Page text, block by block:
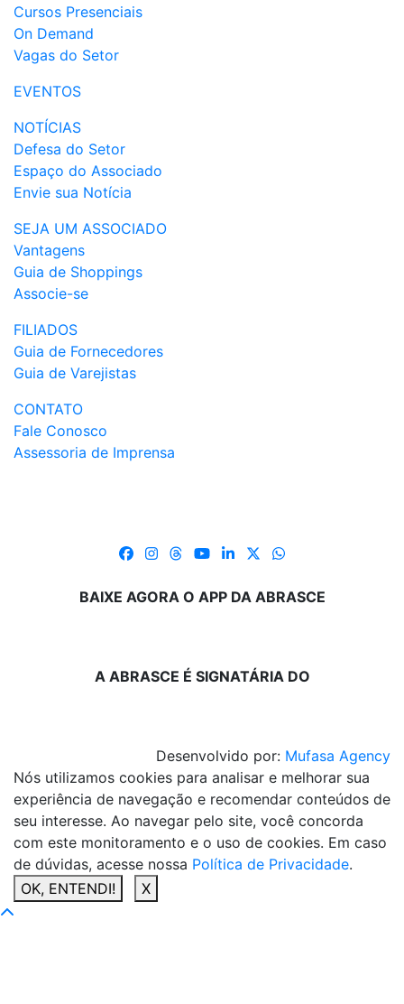
Cursos Presenciais
On Demand
Vagas do Setor
EVENTOS
NOTÍCIAS
Defesa do Setor
Espaço do Associado
Envie sua Notícia
SEJA UM ASSOCIADO
Vantagens
Guia de Shoppings
Associe-se
FILIADOS
Guia de Fornecedores
Guia de Varejistas
CONTATO
Fale Conosco
Assessoria de Imprensa
BAIXE AGORA O APP DA ABRASCE
A ABRASCE É SIGNATÁRIA DO
Desenvolvido por: Mufasa Agency
Nós utilizamos cookies para analisar e melhorar sua
experiência de navegação e recomendar conteúdos de
seu interesse. Ao navegar pelo site, você concorda
com este monitoramento e o uso de cookies. Em caso
de dúvidas, acesse nossa Política de Privacidade.
OK, ENTENDI!
X